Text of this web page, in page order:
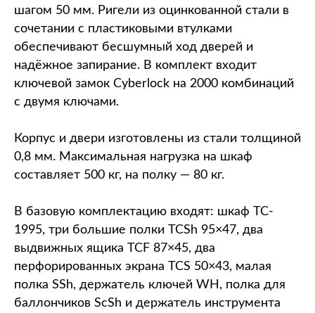
шагом 50 мм. Ригели из оцинкованной стали в
сочетании с пластиковыми втулками
обеспечивают бесшумный ход дверей и
надёжное запирание. В комплект входит
ключевой замок Cyberlock на 2000 комбинаций
с двумя ключами.
Корпус и двери изготовлены из стали толщиной
0,8 мм. Максимальная нагрузка на шкаф
составляет 500 кг, на полку — 80 кг.
В базовую комплектацию входят: шкаф TC-
1995, три большие полки TCSh 95×47, два
выдвижных ящика TCF 87×45, два
перфорированных экрана TCS 50×43, малая
полка SSh, держатель ключей WH, полка для
баллончиков ScSh и держатель инструмента